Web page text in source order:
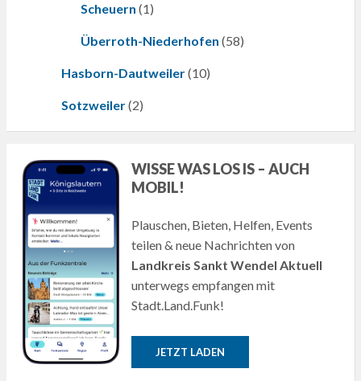
Scheuern (1)
Überroth-Niederhofen (58)
Hasborn-Dautweiler(10)
Sotzweiler(2)
WISSE WAS LOS IS – AUCH
MOBIL!
Plauschen, Bieten, Helfen, Events
teilen & neue Nachrichten von
Landkreis Sankt Wendel Aktuell
unterwegs empfangen mit
Stadt.Land.Funk!
JETZT LADEN